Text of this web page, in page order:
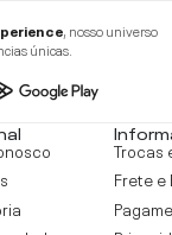
, nosso universo
únicas.
Trocas
Frete e